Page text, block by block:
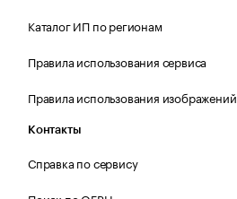
Каталог ИП по регионам
Правила использования сервиса
Правила использования изображений
Контакты
Справка по сервису